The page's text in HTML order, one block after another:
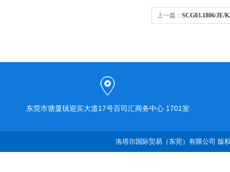
上一篇： SCG03.1806/JE/
东莞市塘厦镇迎宾大道17号百司汇商务中心 1701室
洛塔尔国际贸易（东莞）有限公司 版